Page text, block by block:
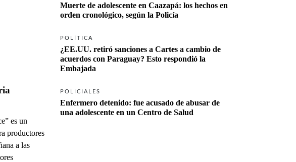
es un
productores
a las
Muerte de adolescente en Caazapá: los hechos en
orden cronológico, según la Policía
POLÍTICA
¿EE.UU. retiró sanciones a Cartes a cambio de
acuerdos con Paraguay? Esto respondió la
Embajada
POLICIALES
Enfermero detenido: fue acusado de abusar de
una adolescente en un Centro de Salud